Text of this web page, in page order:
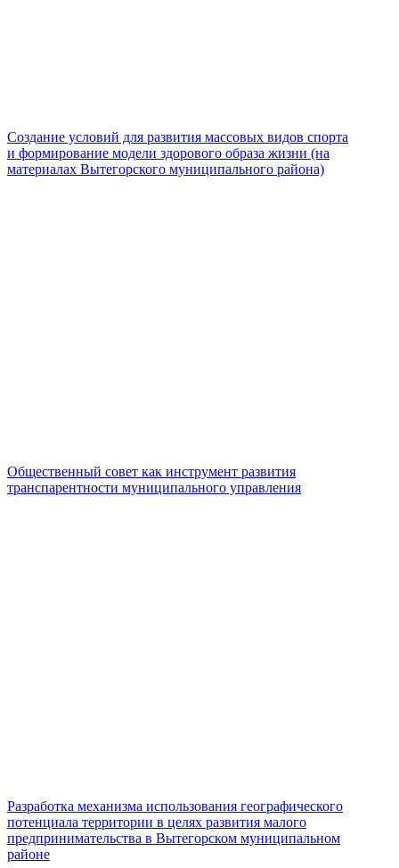
Создание условий для развития массовых видов спорта
и формирование модели здорового образа жизни (на
материалах Вытегорского муниципального района)
Общественный совет как инструмент развития
транспарентности муниципального управления
Разработка механизма использования географического
потенциала территории в целях развития малого
предпринимательства в Вытегорском муниципальном
районе